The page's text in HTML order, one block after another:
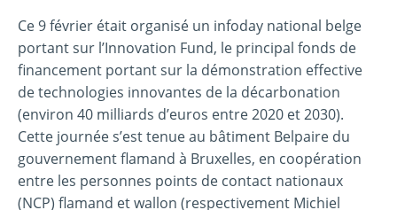
Ce 9 février était organisé un infoday national belge
portant sur l’Innovation Fund, le principal fonds de
financement portant sur la démonstration effective
de technologies innovantes de la décarbonation
(environ 40 milliards d’euros entre 2020 et 2030).
Cette journée s’est tenue au bâtiment Belpaire du
gouvernement flamand à Bruxelles, en coopération
entre les personnes points de contact nationaux
(NCP) flamand et wallon (respectivement Michiel